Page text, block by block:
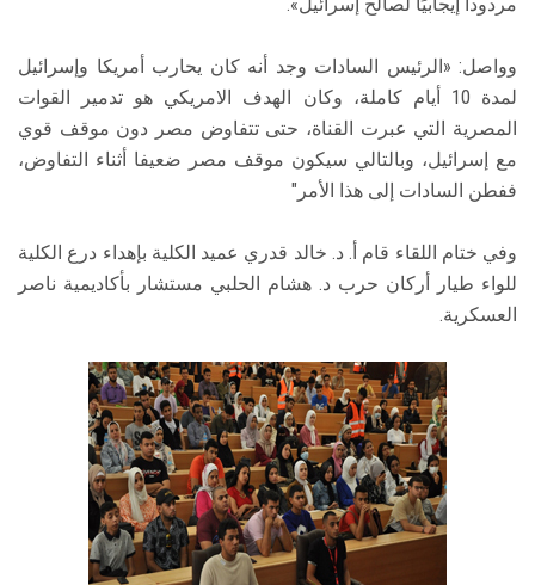
مردودا إيجابيًا لصالح إسرائيل».
وواصل: «الرئيس السادات وجد أنه كان يحارب أمريكا وإسرائيل
لمدة 10 أيام كاملة، وكان الهدف الامريكي هو تدمير القوات
المصرية التي عبرت القناة، حتى تتفاوض مصر دون موقف قوي
مع إسرائيل، وبالتالي سيكون موقف مصر ضعيفا أثناء التفاوض،
ففطن السادات إلى هذا الأمر"
وفي ختام اللقاء قام أ. د. خالد قدري عميد الكلية بإهداء درع الكلية
للواء طيار أركان حرب د. هشام الحلبي مستشار بأكاديمية ناصر
العسكرية.